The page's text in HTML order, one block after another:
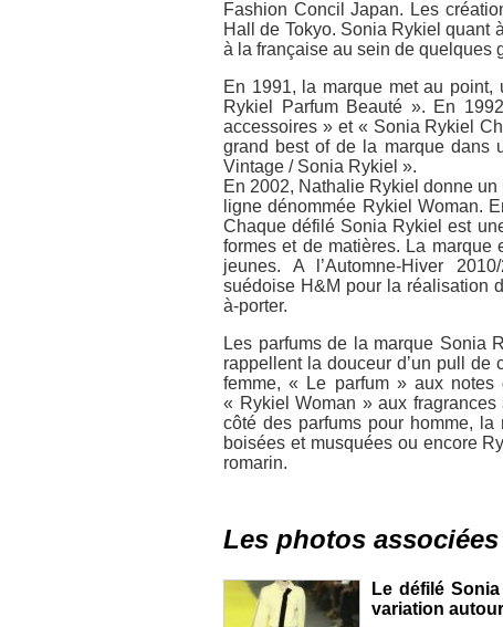
Fashion Concil Japan. Les
Hall de Tokyo. Sonia Rykiel quant
à la française au sein de quelques
En 1991, la marque met au
Rykiel Parfum Beauté ». En
accessoires » et « Sonia Rykiel
grand best of de la marque dans
Vintage / Sonia Rykiel ».
En 2002, Nathalie Rykiel donne
ligne dénommée Rykiel Woman.
Chaque défilé Sonia Rykiel est
formes et de matières. La
jeunes. A l’Automne-Hiver
suédoise H&M pour la réalisation
à-porter.
Les parfums de la marque Sonia
rappellent la douceur d’un pull de
femme, « Le parfum » aux
« Rykiel Woman » aux
côté des parfums pour homme,
boisées et musquées ou encore
romarin.
Les photos associées
Le défilé
variation